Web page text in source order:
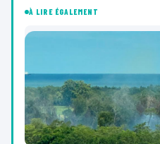
À LIRE ÉGALEMENT